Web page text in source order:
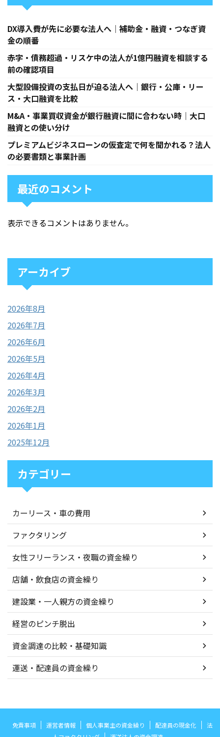
DX導入費が先に必要な法人へ｜補助金・融資・つなぎ資
金の順番
赤字・債務超過・リスケ中の法人が1億円融資を相談する
前の確認項目
大型設備投資の支払日が迫る法人へ｜銀行・公庫・リー
ス・大口融資を比較
M&A・事業買収資金が銀行融資に間に合わない時｜大口
融資との使い分け
プレミアムビジネスローンの仮査定で何を聞かれる？法人
の必要書類と事業計画
最近のコメント
表示できるコメントはありません。
アーカイブ
2026年8月
2026年7月
2026年6月
2026年5月
2026年4月
2026年3月
2026年2月
2026年1月
2025年12月
カテゴリー
カーリース・車の費用
ファクタリング
女性フリーランス・夜職の資金繰り
店舗・飲食店の資金繰り
建設業・一人親方の資金繰り
経営のピンチ脱出
資金調達の比較・基礎知識
運送・配達員の資金繰り
免責事項 運営者情報 個人事業主の資金繰り 配達員の現金化
法